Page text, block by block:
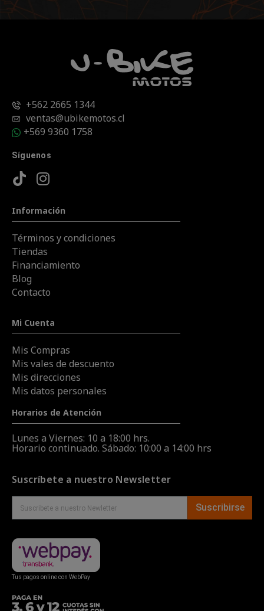
+562 2665 1344
ventas@ubikemotos.cl
+569 9360 1758
Síguenos
Información
Términos y condiciones
Tiendas
Financiamiento
Blog
Contacto
Mi Cuenta
Mis Compras
Mis vales de descuento
Mis direcciones
Mis datos personales
Horarios de Atención
Lunes a Viernes: 10 a 18:00 hrs.
Horario continuado. Sábado: 10:00 a 14:00 hrs
Suscríbete a nuestro Newsletter
Suscribirse
Tus pagos online con WebPay